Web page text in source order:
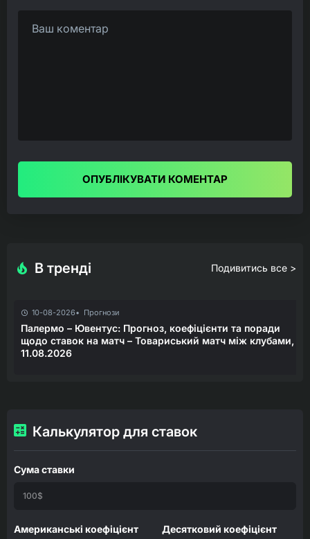
ОПУБЛІКУВАТИ КОМЕНТАР
В тренді Подивитись все >
10-08-2026 Прогнози
Палермо – Ювентус: Прогноз, коефіцієнти та поради
щодо ставок на матч – Товариський матч між клубами,
11.08.2026
Калькулятор для ставок
Сума ставки
Американські коефіцієнт Десятковий коефіцієнт